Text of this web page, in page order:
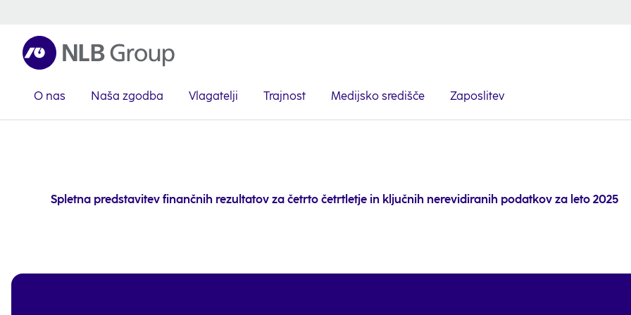
O nas Naša zgodba Vlagatelji Trajnost Medijsko središče Zaposlitev
Spletna predstavitev finančnih rezultatov za četrto četrtletje in ključnih nerevidiranih podatkov za leto 2025